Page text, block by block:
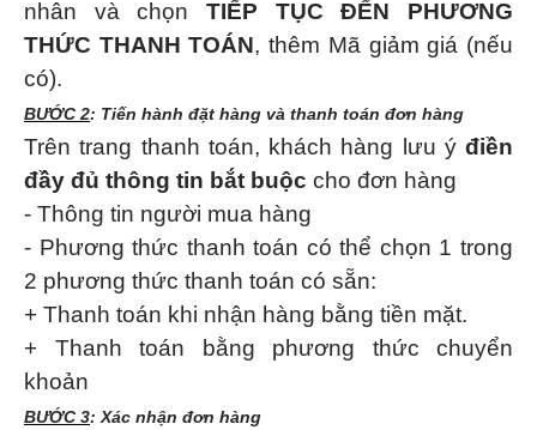
nhân và chọn TIẾP TỤC ĐẾN PHƯƠNG
THỨC THANH TOÁN, thêm Mã giảm giá (nếu
có).
BƯỚC 2: Tiến hành đặt hàng và thanh toán đơn hàng
Trên trang thanh toán, khách hàng lưu ý điền
đầy đủ thông tin bắt buộc cho đơn hàng
- Thông tin người mua hàng
- Phương thức thanh toán có thể chọn 1 trong
2 phương thức thanh toán có sẵn:
+ Thanh toán khi nhận hàng bằng tiền mặt.
+ Thanh toán bằng phương thức chuyển
khoản
BƯỚC 3: Xác nhận đơn hàng